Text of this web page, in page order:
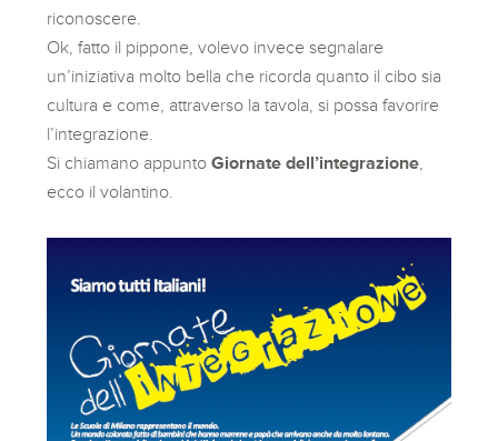
riconoscere.
Ok, fatto il pippone, volevo invece segnalare
un’iniziativa molto bella che ricorda quanto il cibo sia
cultura e come, attraverso la tavola, si possa favorire
l’integrazione.
Si chiamano appuntoGiornate dell’integrazione
ecco il volantino.